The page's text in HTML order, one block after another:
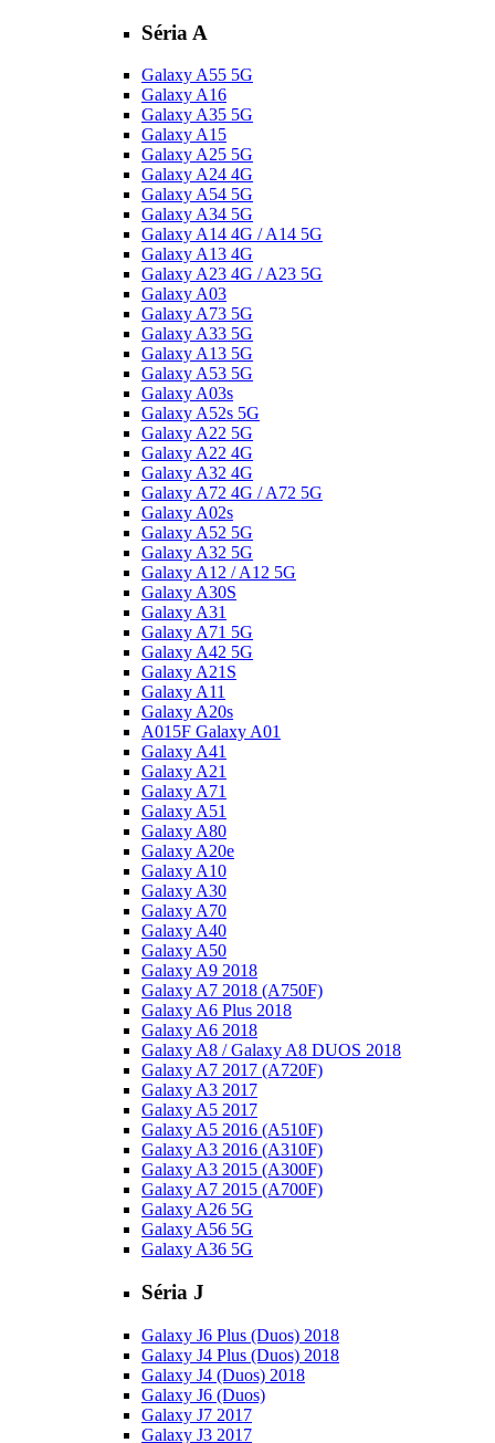
Séria A
Galaxy A55 5G
Galaxy A16
Galaxy A35 5G
Galaxy A15
Galaxy A25 5G
Galaxy A24 4G
Galaxy A54 5G
Galaxy A34 5G
Galaxy A14 4G / A14 5G
Galaxy A13 4G
Galaxy A23 4G / A23 5G
Galaxy A03
Galaxy A73 5G
Galaxy A33 5G
Galaxy A13 5G
Galaxy A53 5G
Galaxy A03s
Galaxy A52s 5G
Galaxy A22 5G
Galaxy A22 4G
Galaxy A32 4G
Galaxy A72 4G / A72 5G
Galaxy A02s
Galaxy A52 5G
Galaxy A32 5G
Galaxy A12 / A12 5G
Galaxy A30S
Galaxy A31
Galaxy A71 5G
Galaxy A42 5G
Galaxy A21S
Galaxy A11
Galaxy A20s
A015F Galaxy A01
Galaxy A41
Galaxy A21
Galaxy A71
Galaxy A51
Galaxy A80
Galaxy A20e
Galaxy A10
Galaxy A30
Galaxy A70
Galaxy A40
Galaxy A50
Galaxy A9 2018
Galaxy A7 2018 (A750F)
Galaxy A6 Plus 2018
Galaxy A6 2018
Galaxy A8 / Galaxy A8 DUOS 2018
Galaxy A7 2017 (A720F)
Galaxy A3 2017
Galaxy A5 2017
Galaxy A5 2016 (A510F)
Galaxy A3 2016 (A310F)
Galaxy A3 2015 (A300F)
Galaxy A7 2015 (A700F)
Galaxy A26 5G
Galaxy A56 5G
Galaxy A36 5G
Séria J
Galaxy J6 Plus (Duos) 2018
Galaxy J4 Plus (Duos) 2018
Galaxy J4 (Duos) 2018
Galaxy J6 (Duos)
Galaxy J7 2017
Galaxy J3 2017